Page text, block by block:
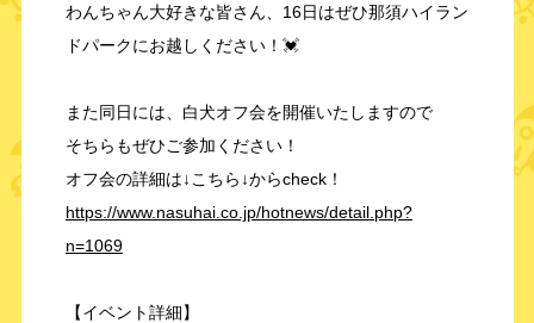
わんちゃん大好きな皆さん、16日はぜひ那須ハイラン
ドパークにお越しください！💓
また同日には、白犬オフ会を開催いたしますので
そちらもぜひご参加ください！
オフ会の詳細は↓こちら↓からcheck！
https://www.nasuhai.co.jp/hotnews/detail.php?
n=1069
【イベント詳細】